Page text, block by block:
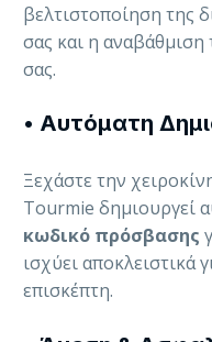
βελτιστοποίηση της
σας και η αναβάθμιση
σας.
• Αυτόματη
Ξεχάστε την
Tourmie δημιουργεί
κωδικό πρόσβασης
ισχύει αποκλειστικά
επισκέπτη.